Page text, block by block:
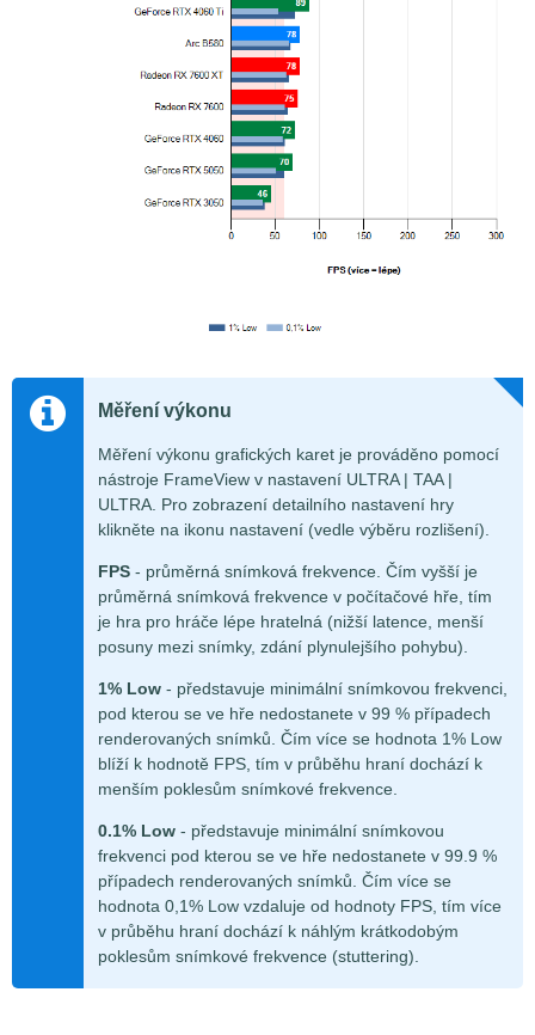
Měření výkonu
Měření výkonu grafických karet je prováděno pomocí
nástroje FrameView v nastavení ULTRA | TAA |
ULTRA. Pro zobrazení detailního nastavení hry
klikněte na ikonu nastavení (vedle výběru rozlišení).
FPS - průměrná snímková frekvence. Čím vyšší je
průměrná snímková frekvence v počítačové hře, tím
je hra pro hráče lépe hratelná (nižší latence, menší
posuny mezi snímky, zdání plynulejšího pohybu).
1% Low - představuje minimální snímkovou frekvenci,
pod kterou se ve hře nedostanete v 99 % případech
renderovaných snímků. Čím více se hodnota 1% Low
blíží k hodnotě FPS, tím v průběhu hraní dochází k
menším poklesům snímkové frekvence.
0.1% Low - představuje minimální snímkovou
frekvenci pod kterou se ve hře nedostanete v 99.9 %
případech renderovaných snímků. Čím více se
hodnota 0,1% Low vzdaluje od hodnoty FPS, tím více
v průběhu hraní dochází k náhlým krátkodobým
poklesům snímkové frekvence (stuttering).